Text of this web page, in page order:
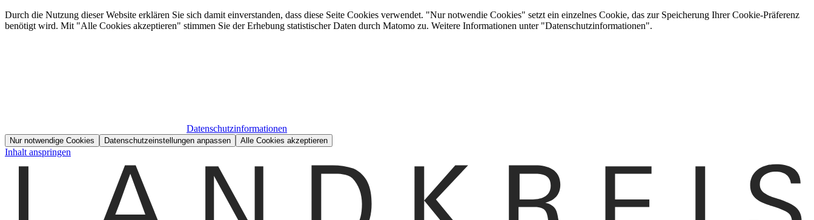
Durch die Nutzung dieser Website erklären Sie sich damit einverstanden, dass diese Seite Cookies verwendet. "Nur notwendie Cookies" setzt ein einzelnes Cookie, das zur Speicherung Ihrer Cookie-Präferenz
benötigt wird. Mit "Alle Cookies akzeptieren" stimmen Sie der Erhebung statistischer Daten durch Matomo zu. Weitere Informationen unter "Datenschutzinformationen".
Datenschutzinformationen
Nur notwendige Cookies Datenschutzeinstellungen anpassen Alle Cookies akzeptieren
Inhalt anspringen